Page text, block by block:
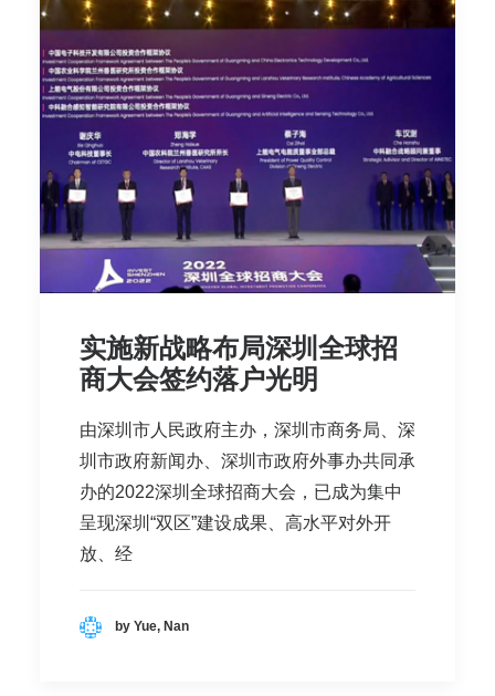
实施新战略布局深圳全球招
商大会签约落户光明
由深圳市人民政府主办，深圳市商务局、深
圳市政府新闻办、深圳市政府外事办共同承
办的2022深圳全球招商大会，已成为集中
呈现深圳“双区”建设成果、高水平对外开
放、经
by Yue, Nan